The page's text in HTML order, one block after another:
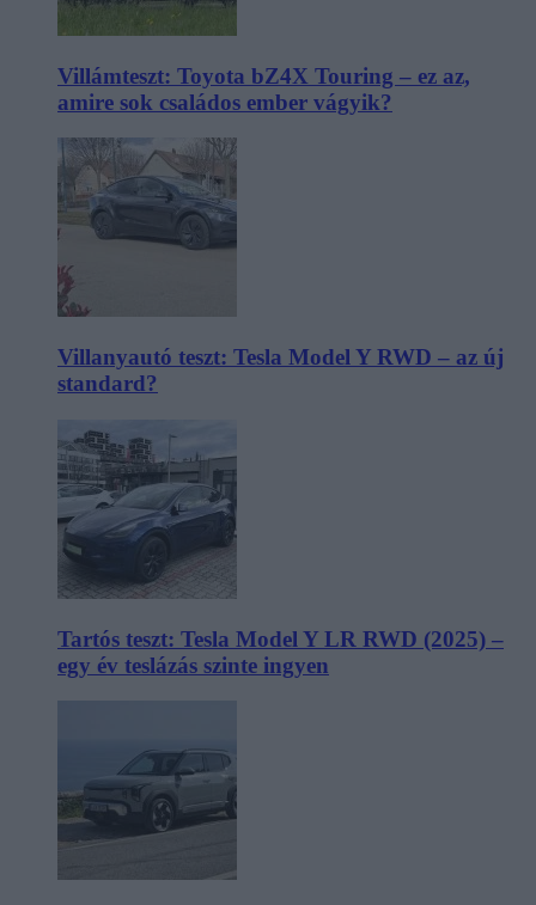
Villámteszt: Toyota bZ4X Touring – ez az,
amire sok családos ember vágyik?
Villanyautó teszt: Tesla Model Y RWD – az új
standard?
Tartós teszt: Tesla Model Y LR RWD (2025) –
egy év teslázás szinte ingyen